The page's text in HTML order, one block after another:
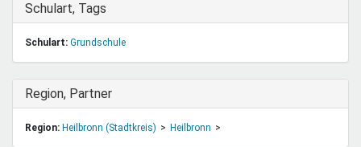
Ausblenden
Schulart, Tags
Schulart: Grundschule
Ausblenden
Region, Partner
Region: Heilbronn (Stadtkreis) Heilbronn